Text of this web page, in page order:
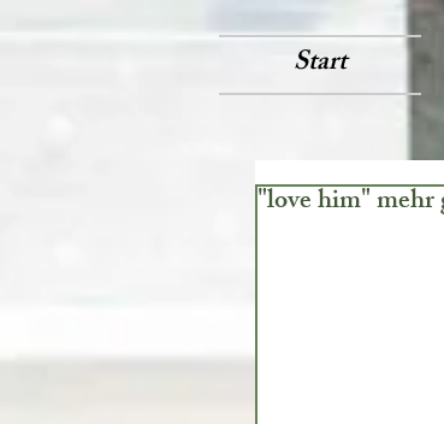
Start
"love him" mehr